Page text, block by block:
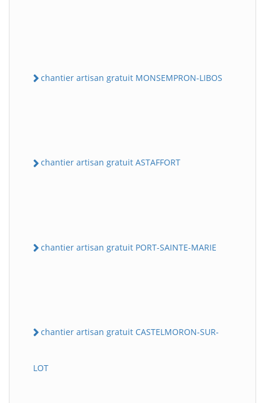
chantier artisan gratuit MONSEMPRON-LIBOS
chantier artisan gratuit ASTAFFORT
chantier artisan gratuit PORT-SAINTE-MARIE
chantier artisan gratuit CASTELMORON-SUR-
LOT